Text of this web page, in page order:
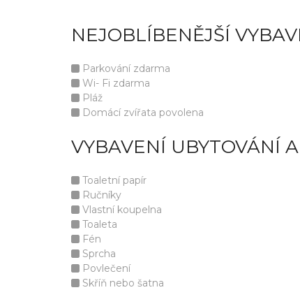
NEJOBLÍBENĚJŠÍ
Parkování zdarma
Wi- Fi zdarma
Pláž
Domácí zvířata povolena
VYBAVENÍ UBYTOVÁNÍ
Toaletní papír
Ručníky
Vlastní koupelna
Toaleta
Fén
Sprcha
Povlečení
Skříň nebo šatna